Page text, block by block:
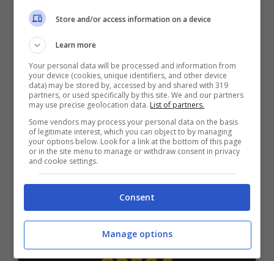
50% sul deposito fino a 50€
VERIFICA
PlanetWin365
Planetwin365: 2050€ per sport e scommesse
Iscrivendoti a PlanetWin365 ricevi: 100% fino a 2000€
in Bonus Scommesse + 100% fino a 50€ in Bonus
Sport
Store and/or access information on a device
Learn more
Your personal data will be processed and information from
your device (cookies, unique identifiers, and other device
data) may be stored by, accessed by and shared with 319
partners, or used specifically by this site. We and our partners
may use precise geolocation data. List of partners.
Some vendors may process your personal data on the basis
of legitimate interest, which you can object to by managing
your options below. Look for a link at the bottom of this page
or in the site menu to manage or withdraw consent in privacy
and cookie settings.
Consent
Manage options